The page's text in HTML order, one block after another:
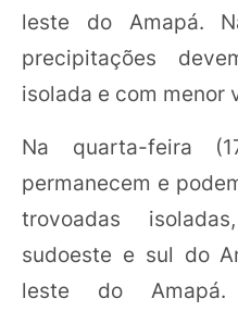
leste do Amapá.
precipitações
isolada e com menor
Na quarta-feira
permanecem e
trovoadas
sudoeste e sul do
leste do